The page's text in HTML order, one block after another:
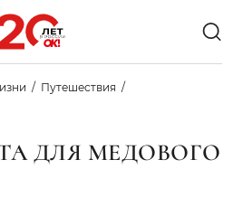
Путешествия
ДЛЯ МЕДОВОГО